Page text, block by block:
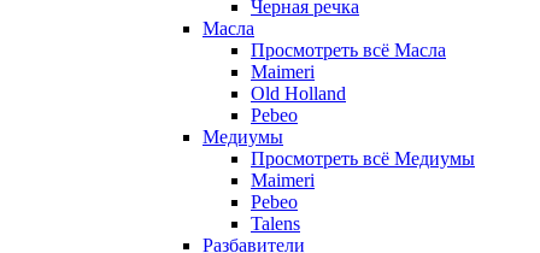
Черная речка
Масла
Просмотреть всё Масла
Maimeri
Old Holland
Pebeo
Медиумы
Просмотреть всё Медиумы
Maimeri
Pebeo
Talens
Разбавители